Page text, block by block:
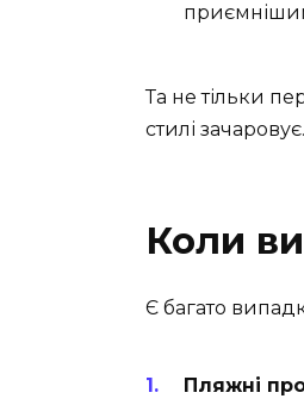
Та не тільки
стилі зачаровує.
Коли
Є багато
Пляжні